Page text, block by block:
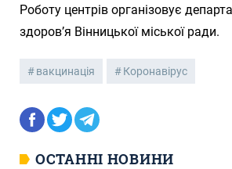
Роботу центрів організовує
здоров’я Вінницької міської ради.
вакцинація Коронавірус
ОСТАННІ НОВИНИ